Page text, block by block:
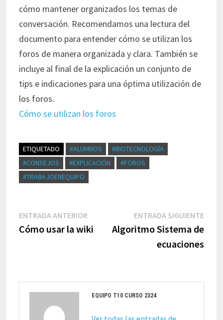
cómo mantener organizados los temas de
conversación. Recomendamos una lectura del
documento para entender cómo se utilizan los
foros de manera organizada y clara. También se
incluye al final de la explicación un conjunto de
tips e indicaciones para una óptima utilización de
los foros.
Cómo se utilizan los foros
ETIQUETADO #ALUMNOS
#BIOTECNOLOGÍA
#CONSEJOS
#EXPLICACIÓN
#FOROS
#TRABAJOENEQUIPO
Navegación
entradas
ENTRADA ANTERIOR
anterior:
Cómo usar la wiki
ENTRADA SIGUIENTE
Algoritmo Sistema de
ecuaciones
EQUIPO T10 CURSO 2324